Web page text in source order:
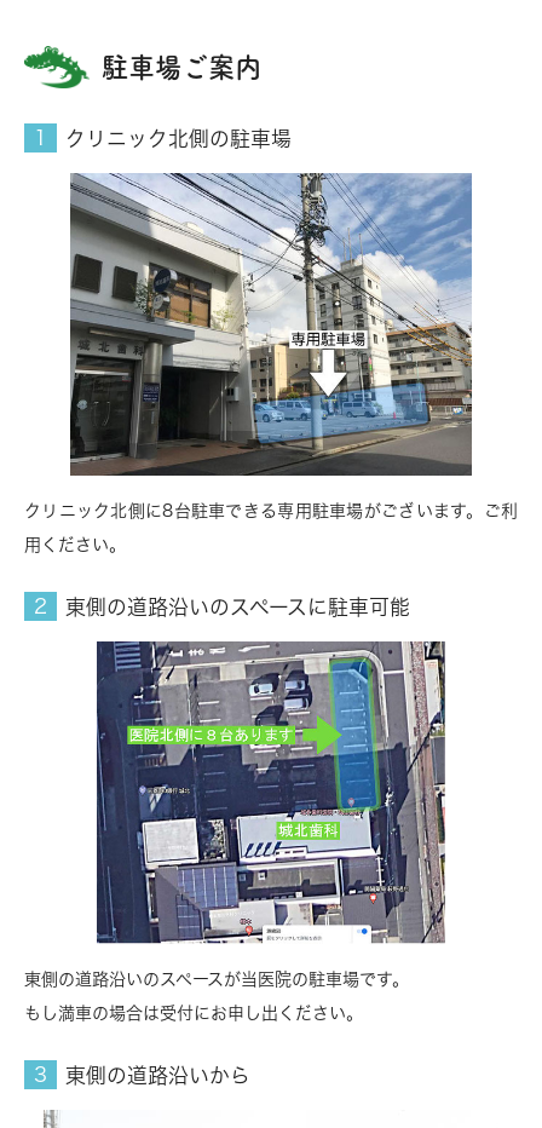
駐車場ご案内
クリニック北側の駐車場
クリニック北側に8台駐車できる専用駐車場がございます。ご利
用ください。
東側の道路沿いのスペースに駐車可能
東側の道路沿いのスペースが当医院の駐車場です。
もし満車の場合は受付にお申し出ください。
東側の道路沿いから